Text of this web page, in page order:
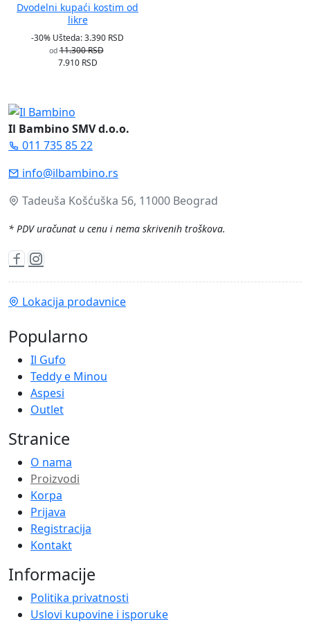
Dvodelni kupaći kostim od
likre
-30% Ušteda: 3.390 RSD
od 11.300 RSD
7.910 RSD
Il Bambino SMV d.o.o.
011 735 85 22
info@ilbambino.rs
Tadeuša Košćuška 56, 11000 Beograd
* PDV uračunat u cenu i nema skrivenih troškova.
Lokacija prodavnice
Popularno
Il Gufo
Teddy e Minou
Aspesi
Outlet
Stranice
O nama
Proizvodi
Korpa
Prijava
Registracija
Kontakt
Informacije
Politika privatnosti
Uslovi kupovine i isporuke